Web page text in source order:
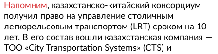
Напомним, казахстанско-китайский консорциум
получил право на управление столичным
легкорельсовым транспортом (LRT) сроком на 10
лет. В его состав вошли казахстанская компания —
ТОО «City Transportation Systems» (CTS) и